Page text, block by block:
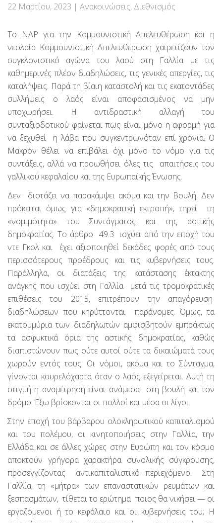
22 Μαρτίου, 2023 | Ανακοινώσεις, Διεθνισμός
Το ΝΑΡ για την Κομμουνιστική Απελευθέρωση και η
νεολαία Κομμουνιστική Απελευθέρωση χαιρετίζουν τον
συγκλονιστικό αγώνα του λαού στη Γαλλία με τις
καθημερινές πλέον διαδηλώσεις, τις γενικές απεργίες, τις
καταλήψεις. Παρά τη βίαιη καταστολή και τις εκατοντάδες
συλλήψεις ο λαός είναι αποφασισμένος να μην
υποχωρήσει. Η αντιδραστική αλλαγή του
συνταξιοδοτικού φαίνεται πως είναι μόνο η αφορμή για
να ξεχυθεί η λάβα που συγκεντρωνόταν επί χρόνια. Ο
Μακρόν θέλει να επιβάλει όχι μόνο το νόμο για τις
συντάξεις, αλλά να προωθήσει όλες τις απαιτήσεις του
γαλλικού κεφαλαίου και της Ευρωπαϊκής Ένωσης.
Δεν διστάζει να παρακάμψει ακόμα και την Βουλή. Δεν
πρόκειται όμως για «δημοκρατική εκτροπή», τηρεί τη
«νομιμότητα» του Συντάγματος και της αστικής
δημοκρατίας. Το άρθρο 49.3 ισχύει από την εποχή του
ντε Γκολ και έχει αξιοποιηθεί δεκάδες φορές από τους
περισσότερους προέδρους και τις κυβερνήσεις τους.
Παράλληλα, οι διατάξεις της κατάστασης έκτακτης
ανάγκης που ισχύει στη Γαλλία μετά τις τρομοκρατικές
επιθέσεις του 2015, επιτρέπουν την απαγόρευση
διαδηλώσεων που κηρύττονται παράνομες. Όμως, τα
εκατομμύρια των διαδηλωτών αμφισβητούν εμπράκτως
τα ασφυκτικά όρια της αστικής δημοκρατίας, καθώς
διαπιστώνουν πως ούτε αυτοί ούτε τα δικαιώματά τους
χωρούν εντός τους. Οι νόμοι, ακόμα και το Σύνταγμα,
γίνονται κουρελόχαρτα όταν ο λαός εξεγείρεται. Αυτή τη
στιγμή η αναμέτρηση είναι ανάμεσα στη βουλή και τον
δρόμο. Έξω βρίσκονται οι πολλοί και μέσα οι λίγοι.
Στην εποχή του βάρβαρου ολοκληρωτικού καπιταλισμού
και του πολέμου, οι κινητοποιήσεις στην Γαλλία, την
Ελλάδα και σε άλλες χώρες στην Ευρώπη και τον κόσμο
αποκτούν γρήγορα χαρακτήρα συνολικής σύγκρουσης,
προσεγγίζοντας αντικαπιταλιστικό περιεχόμενο. Στη
Γαλλία, τη «μήτρα» των επαναστατικών ρευμάτων και
ξεσπασμάτων, τίθεται το ερώτημα ποιος θα νικήσει — οι
εργαζόμενοι ή το κεφάλαιο και οι κυβερνήσεις του; Η